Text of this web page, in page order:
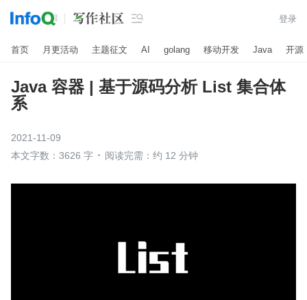
 登录
首页 月更活动 主题征文 AI golang 移动开发 Java 开源
Java 容器 | 基于源码分析 List 集合体
系
2021-11-09
本文字数：3626 字
阅读完需：约 12 分钟